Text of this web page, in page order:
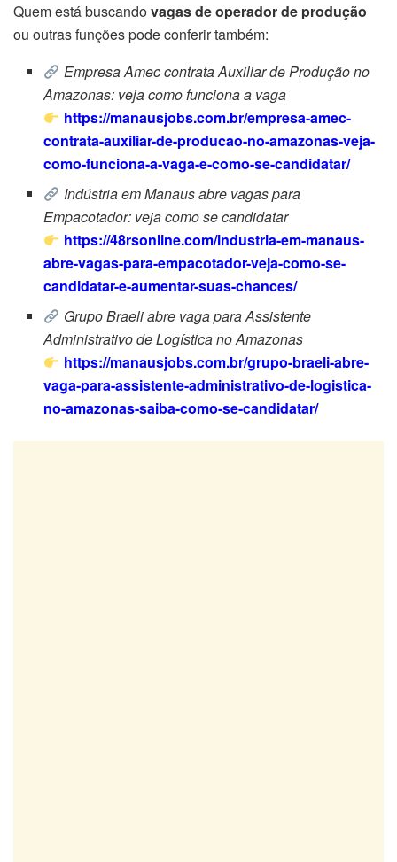
Quem está buscandovagas de operador de produção
ou outras funções pode conferir também:
Empresa Amec contrata Auxiliar de Produção no
Amazonas: veja como funciona a vaga
https://manausjobs.com.br/empresa-amec-
contrata-auxiliar-de-producao-no-amazonas-veja-
como-funciona-a-vaga-e-como-se-candidatar/
Indústria em Manaus abre vagas para
Empacotador: veja como se candidatar
https://48rsonline.com/industria-em-manaus-
abre-vagas-para-empacotador-veja-como-se-
candidatar-e-aumentar-suas-chances/
Grupo Braeli abre vaga para Assistente
Administrativo de Logística no Amazonas
https://manausjobs.com.br/grupo-braeli-abre-
vaga-para-assistente-administrativo-de-logistica-
no-amazonas-saiba-como-se-candidatar/